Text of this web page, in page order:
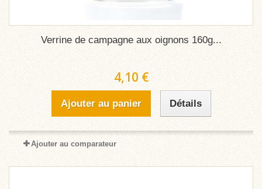
Verrine de campagne aux oignons 160g...
4,10 €
Ajouter au panier Détails
Ajouter au comparateur